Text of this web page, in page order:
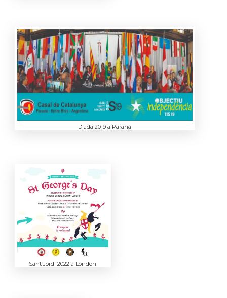
Diada 2019 a Paraná
Sant Jordi 2022 a London